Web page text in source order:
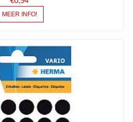
MEER INFO!